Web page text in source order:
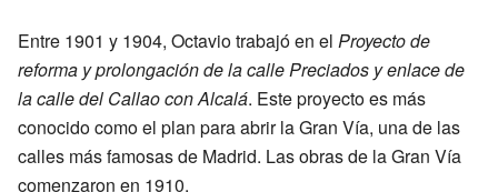
Entre 1901 y 1904, Octavio trabajó en el Proyecto de
reforma y prolongación de la calle Preciados y enlace de
la calle del Callao con Alcalá. Este proyecto es más
conocido como el plan para abrir la Gran Vía, una de las
calles más famosas de Madrid. Las obras de la Gran Vía
comenzaron en 1910.